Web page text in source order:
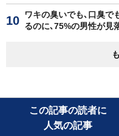
ワキの臭いでも､口臭
るのに､75%の男性が見
この記事の読者に
人気の記事